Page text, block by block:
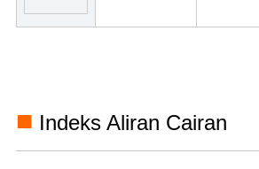
■ Indeks Aliran Cairan